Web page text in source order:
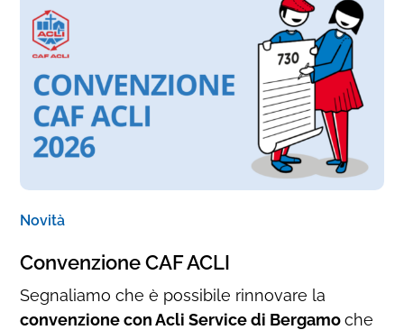
Novità
Convenzione CAF ACLI
Segnaliamo che è possibile rinnovare la
convenzione con Acli Service di Bergamoche